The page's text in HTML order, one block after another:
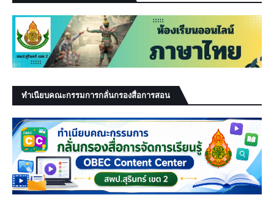
ทำเนียบคณะกรรมการกลั่นกรองสื่อการสอน